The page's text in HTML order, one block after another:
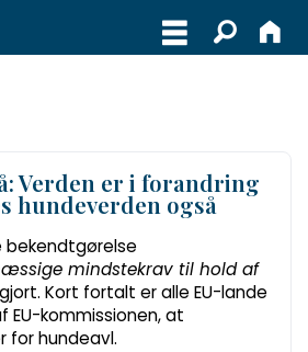
Verden er i forandring
hundeverden også
bekendtgørelse
mindstekrav til hold af
Kort fortalt er alle EU-lande
kommissionen, at
for hundeavl.